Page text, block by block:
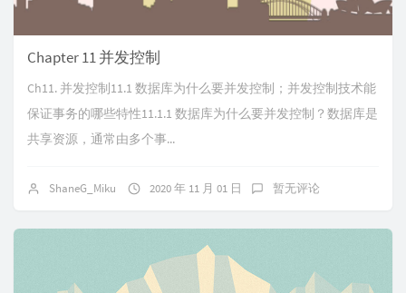
Chapter 11 并发控制
Ch11. 并发控制11.1 数据库为什么要并发控制；并发控制技术能
保证事务的哪些特性11.1.1 数据库为什么要并发控制？数据库是
共享资源，通常由多个事...
ShaneG_Miku 2020 年 11 月 01 日 暂无评论